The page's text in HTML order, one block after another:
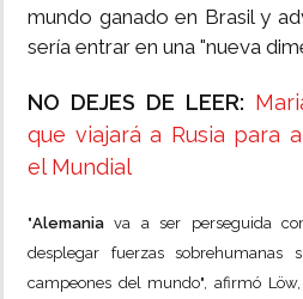
mundo ganado en Brasil y
sería entrar en una "nueva
NO DEJES DE LEER:
que viajará a Rusia para
el Mundial
"Alemania va a ser perseguida
desplegar fuerzas
campeones del mundo", afirmó